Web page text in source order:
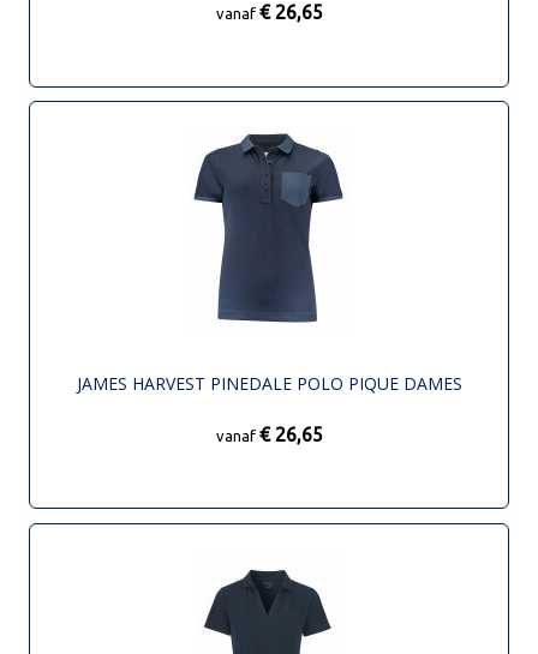
vanaf € 26,65
JAMES HARVEST PINEDALE POLO PIQUE DAMES
vanaf € 26,65